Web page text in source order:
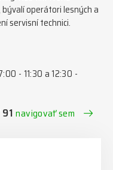
operátori lesných a
servisní technici.
- 11:30 a 12:30 -
91navigovať sem